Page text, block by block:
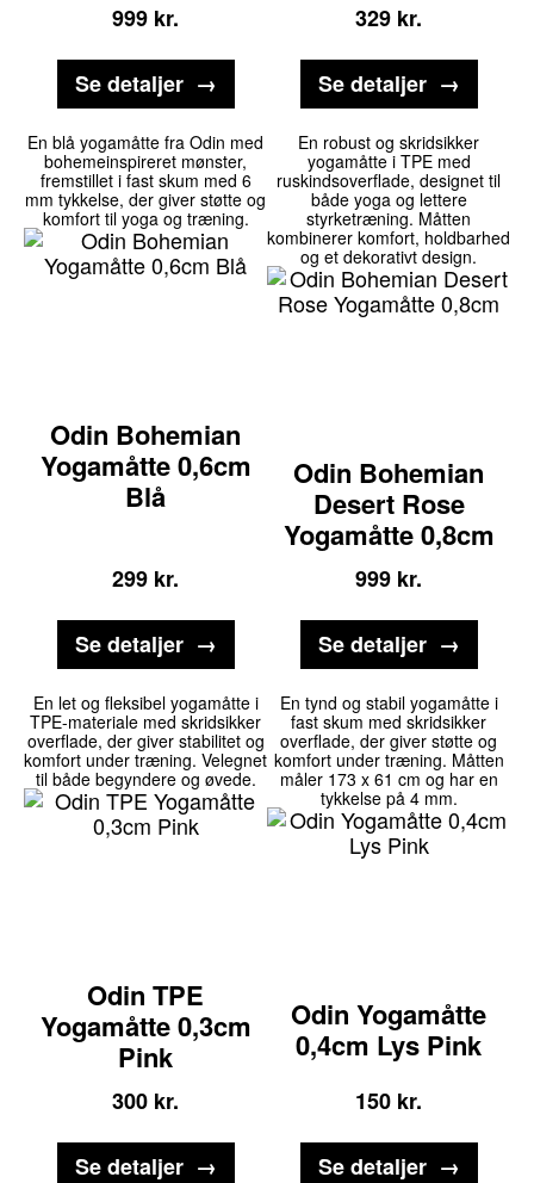
999 kr.
Se detaljer
329 kr.
Se detaljer
Odin Bohemian
Yogamåtte 0,6cm
Blå
En blå yogamåtte fra Odin med
bohemeinspireret mønster,
fremstillet i fast skum med 6
mm tykkelse, der giver støtte og
komfort til yoga og træning.
299 kr.
Se detaljer
Odin Bohemian
Desert Rose
Yogamåtte 0,8cm
En robust og skridsikker
yogamåtte i TPE med
ruskindsoverflade, designet til
både yoga og lettere
styrketræning. Måtten
kombinerer komfort, holdbarhed
og et dekorativt design.
999 kr.
Se detaljer
Odin TPE
Yogamåtte 0,3cm
Pink
En let og fleksibel yogamåtte i
TPE-materiale med skridsikker
overflade, der giver stabilitet og
komfort under træning. Velegnet
til både begyndere og øvede.
300 kr.
Se detaljer
Odin Yogamåtte
0,4cm Lys Pink
En tynd og stabil yogamåtte i
fast skum med skridsikker
overflade, der giver støtte og
komfort under træning. Måtten
måler 173 x 61 cm og har en
tykkelse på 4 mm.
150 kr.
Se detaljer